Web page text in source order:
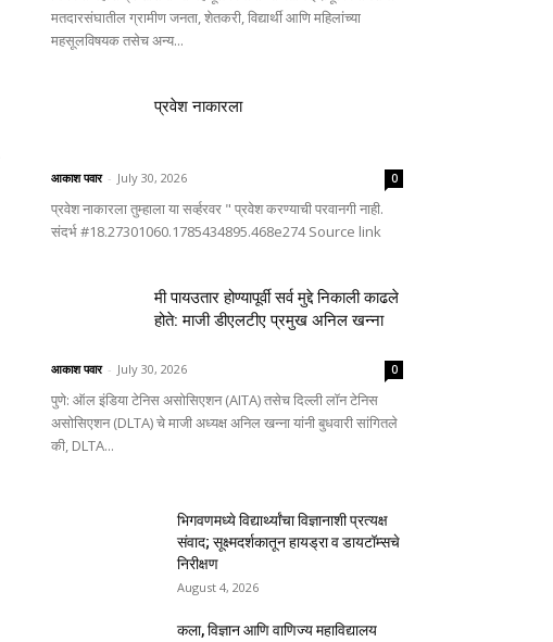
मतदारसंघातील ग्रामीण जनता, शेतकरी, विद्यार्थी आणि महिलांच्या
महसूलविषयक तसेच अन्य...
प्रवेश नाकारला
आकाश पवार - July 30, 2026 0
प्रवेश नाकारला तुम्हाला या सर्व्हरवर " प्रवेश करण्याची परवानगी नाही.
संदर्भ #18.27301060.1785434895.468e274 Source link
मी पायउतार होण्यापूर्वी सर्व मुद्दे निकाली काढले
होते: माजी डीएलटीए प्रमुख अनिल खन्ना
आकाश पवार - July 30, 2026 0
पुणे: ऑल इंडिया टेनिस असोसिएशन (AITA) तसेच दिल्ली लॉन टेनिस
असोसिएशन (DLTA) चे माजी अध्यक्ष अनिल खन्ना यांनी बुधवारी सांगितले
की, DLTA...
भिगवणमध्ये विद्यार्थ्यांचा विज्ञानाशी प्रत्यक्ष
संवाद; सूक्ष्मदर्शकातून हायड्रा व डायटॉम्सचे
निरीक्षण
August 4, 2026
कला, विज्ञान आणि वाणिज्य महाविद्यालय